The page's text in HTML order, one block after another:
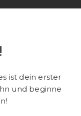
ist dein erster
und beginne